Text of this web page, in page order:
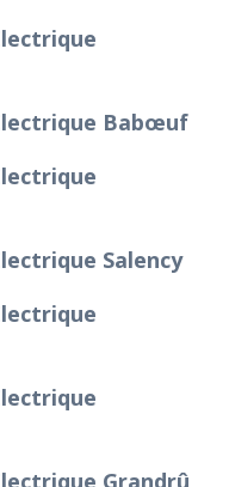
Babœuf
Salency
Grandrû